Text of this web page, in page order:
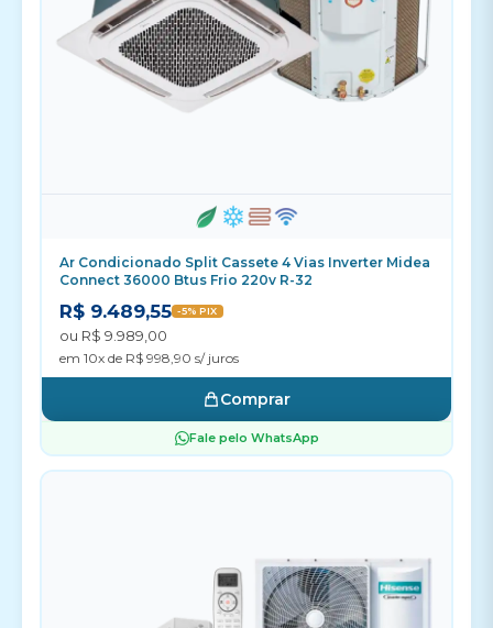
Ar Condicionado Split Cassete 4 Vias Inverter Midea
Connect 36000 Btus Frio 220v R-32
R$ 9.489,55 -5% PIX
ou R$ 9.989,00
em 10x de R$ 998,90 s/ juros
Comprar
Fale pelo WhatsApp